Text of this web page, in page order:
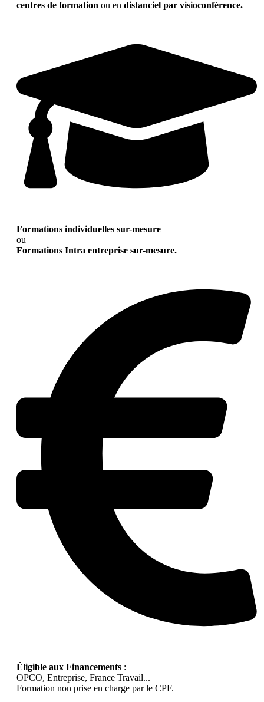
centres de formation ou en distanciel par visioconférence.
Formations individuelles sur-mesure
ou
Formations Intra entreprise sur-mesure.
Éligible aux Financements :
OPCO, Entreprise, France Travail...
Formation non prise en charge par le CPF.